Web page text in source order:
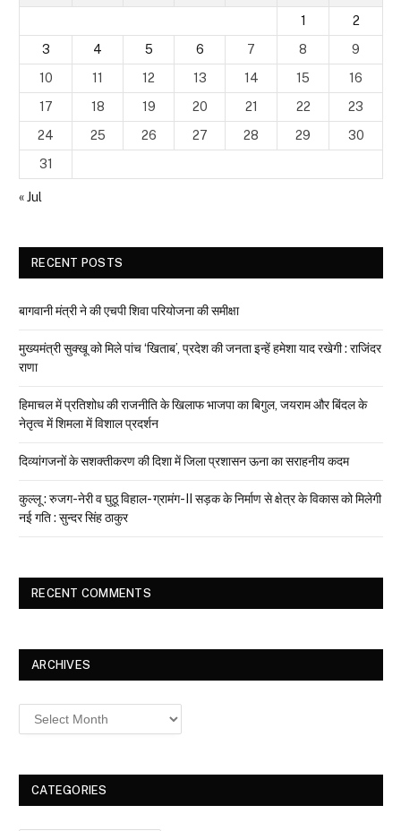
1
2
3
4 5 6 7 8
9
10
11 12 13 14 15
16
17
18 19 20 21 22
23
24
25 26 27 28 29
30
31
« Jul
RECENT POSTS
बागवानी मंत्री ने की एचपी शिवा परियोजना की समीक्षा
मुख्यमंत्री सुक्खू को मिले पांच ‘खिताब’, प्रदेश की जनता इन्हें हमेशा याद रखेगी : राजिंदर
राणा
हिमाचल में प्रतिशोध की राजनीति के खिलाफ भाजपा का बिगुल, जयराम और बिंदल के
नेतृत्व में शिमला में विशाल प्रदर्शन
दिव्यांगजनों के सशक्तीकरण की दिशा में जिला प्रशासन ऊना का सराहनीय कदम
कुल्लू : रुजग-नेरी व घुठू विहाल- ग्रामंग-II सड़क के निर्माण से क्षेत्र के विकास को मिलेगी
नई गति : सुन्दर सिंह ठाकुर
RECENT COMMENTS
ARCHIVES
Archives
CATEGORIES